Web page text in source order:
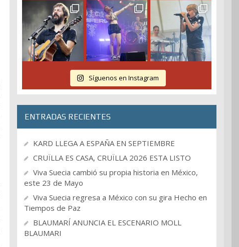
Síguenos en Instagram
ENTRADAS RECIENTES
KARD LLEGA A ESPAÑA EN SEPTIEMBRE
CRUÏLLA ES CASA, CRUÏLLA 2026 ESTA LISTO
Viva Suecia cambió su propia historia en México,
este 23 de Mayo
Viva Suecia regresa a México con su gira Hecho en
Tiempos de Paz
BLAUMARÍ ANUNCIA EL ESCENARIO MOLL
BLAUMARI